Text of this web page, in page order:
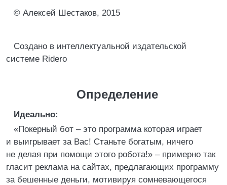
© Алексей Шестаков, 2015
Создано в интеллектуальной издательской
системе Ridero
Определение
Идеально:
«Покерный бот – это программа которая играет
и выигрывает за Вас! Станьте богатым, ничего
не делая при помощи этого робота!» – примерно так
гласит реклама на сайтах, предлагающих программу
за бешенные деньги, мотивируя сомневающегося